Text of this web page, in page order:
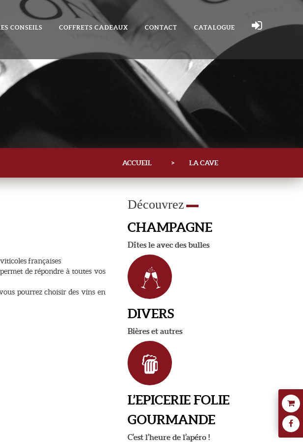
CONSEILS COFFRETS CADEAUX CONTACT CATALOGUE
ACCUEIL > LA CAVE
viticoles françaises
de répondre à toutes vos
pourrez choisir des vins en
Découvrez
CHAMPAGNE
Dîtes le avec des bulles
DIVERS
Bières et autres
L’EPICERIE FOLIE
GOURMANDE
C’est l’heure de l’apéro !